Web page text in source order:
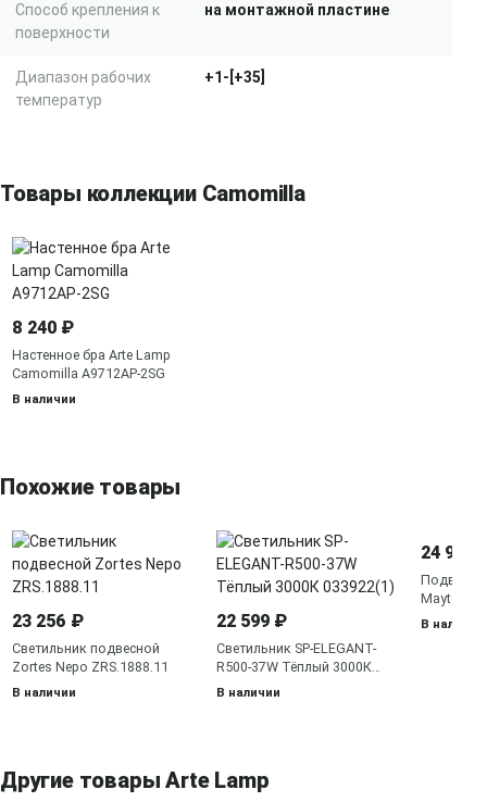
Способ крепления к
поверхности
на монтажной пластине
Диапазон рабочих
температур
+1-[+35]
Товары коллекции Camomilla
8 240 ₽
Настенное бра Arte Lamp
Camomilla A9712AP-2SG
В наличии
Похожие товары
23 256 ₽
Светильник подвесной
Zortes Nepo ZRS.1888.11
В наличии
22 599 ₽
Светильник SP-ELEGANT-
R500-37W Тёплый 3000К
033922(1)
В наличии
24 990
Maytoni
В наличии
Другие товары Arte Lamp